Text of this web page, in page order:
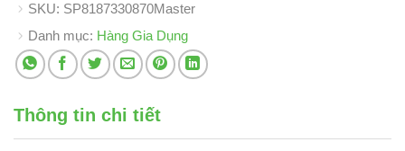
SKU: SP8187330870Master
Danh mục: Hàng Gia Dụng
Thông tin chi tiết